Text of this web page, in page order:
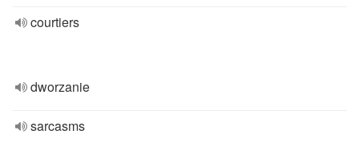
courtiers
dworzanie
sarcasms